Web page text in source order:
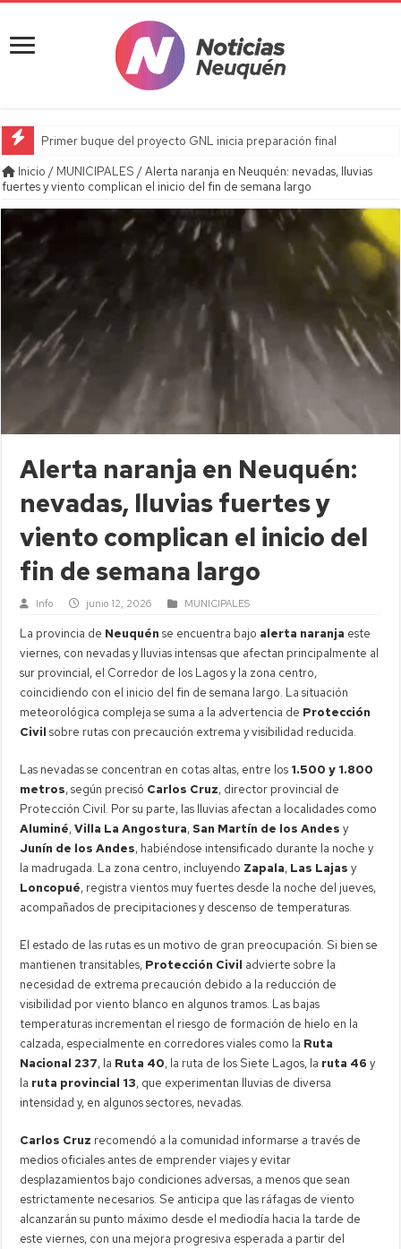
Primer buque del proyecto GNL inicia preparación final
Inicio / MUNICIPALES /Alerta naranja en Neuquén: nevadas, lluvias
fuertes y viento complican el inicio del fin de semana largo
Alerta naranja en Neuquén:
nevadas, lluvias fuertes y
viento complican el inicio del
fin de semana largo
Info junio 12, 2026 MUNICIPALES
La provincia de Neuquén se encuentra bajo alerta naranja este
viernes, con nevadas y lluvias intensas que afectan principalmente al
sur provincial, el Corredor de los Lagos y la zona centro,
coincidiendo con el inicio del fin de semana largo. La situación
meteorológica compleja se suma a la advertencia de Protección
Civil sobre rutas con precaución extrema y visibilidad reducida.
Las nevadas se concentran en cotas altas, entre los 1.500 y 1.800
metros, según precisó Carlos Cruz, director provincial de
Protección Civil. Por su parte, las lluvias afectan a localidades como
Aluminé,Villa La Angostura, San Martín de los Andes y
Junín de los Andes, habiéndose intensificado durante la noche y
la madrugada. La zona centro, incluyendo Zapala, Las Lajas y
Loncopué, registra vientos muy fuertes desde la noche del jueves,
acompañados de precipitaciones y descenso de temperaturas.
El estado de las rutas es un motivo de gran preocupación. Si bien se
mantienen transitables, Protección Civil advierte sobre la
necesidad de extrema precaución debido a la reducción de
visibilidad por viento blanco en algunos tramos. Las bajas
temperaturas incrementan el riesgo de formación de hielo en la
calzada, especialmente en corredores viales como la Ruta
Nacional 237, la Ruta 40, la ruta de los Siete Lagos, la ruta 46 y
la ruta provincial 13, que experimentan lluvias de diversa
intensidad y, en algunos sectores, nevadas.
Carlos Cruz recomendó a la comunidad informarse a través de
medios oficiales antes de emprender viajes y evitar
desplazamientos bajo condiciones adversas, a menos que sean
estrictamente necesarios. Se anticipa que las ráfagas de viento
alcanzarán su punto máximo desde el mediodía hacia la tarde de
este viernes, con una mejora progresiva esperada a partir del